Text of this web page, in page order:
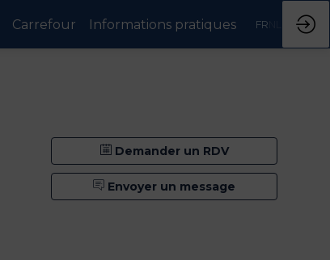
Carrefour Informations pratiques FR
Demander un RDV
Envoyer un message